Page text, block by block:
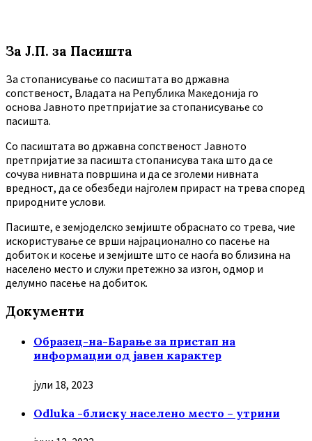
За Ј.П. за Пасишта
За стопанисување со пасиштата во државна
сопственост, Владата на Република Македонија го
основа Јавното претпријатие за стопанисување со
пасишта.
Co пасиштата во државна сопственост Јавното
претпријатие за пасишта стопанисува така што да се
сочува нивната површина и да се зголеми нивната
вредност, да се обезбеди најголем прираст на трева според
природните услови.
Пасиште, е земјоделско земјиште обраснато со трева, чие
искористување се врши најрационално со пасење на
добиток и косење и земјиште што се наоѓа во близина на
населено место и служи претежно за изгон, одмор и
делумно пасење на добиток.
Документи
Образец-на-Барање за пристап на
информации од јавен карактер
јули 18, 2023
Odluka -блиску населено место – утрини